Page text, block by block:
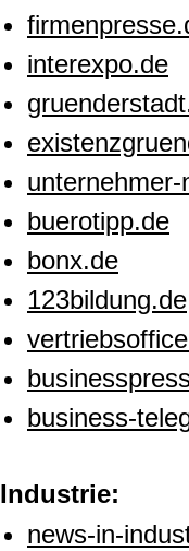
interexpo.de
buerotipp.de
bonx.de
123bildung.de
business-
Industrie:
news-in-